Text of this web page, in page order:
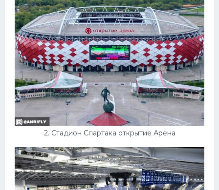
2. Стадион Спартака открытие Арена